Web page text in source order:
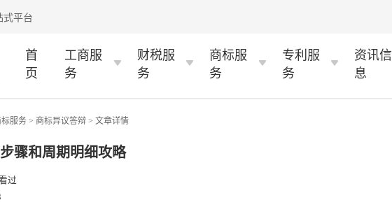
式平台
首
页
工商服
务
财税服
务
商标服
务
专利服
务
资讯信
息
服务 > 商标异议答辩 > 文章详情
骤和周期明细攻略
过